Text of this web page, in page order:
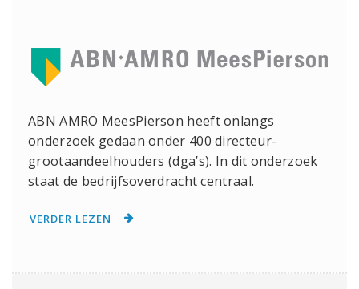
ABN AMRO MeesPierson heeft onlangs
onderzoek gedaan onder 400 directeur-
grootaandeelhouders (dga’s). In dit onderzoek
staat de bedrijfsoverdracht centraal.
VERDER LEZEN